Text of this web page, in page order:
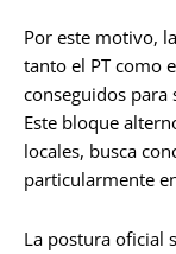
Por este motivo,
tanto el PT como
conseguidos para
Este bloque
locales, busca
particularmente
La postura oficial